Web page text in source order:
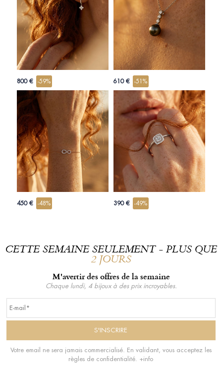
800 € -59% 610 € -51%
450 € -48% 390 € -49%
CETTE SEMAINE SEULEMENT - PLUS QUE
2 JOURS
M'avertir des offres de la semaine
Chaque lundi, 4 bijoux à des prix incroyables.
Votre email ne sera jamais commercialisé. En validant, vous acceptez les
règles de confidentialité. +info